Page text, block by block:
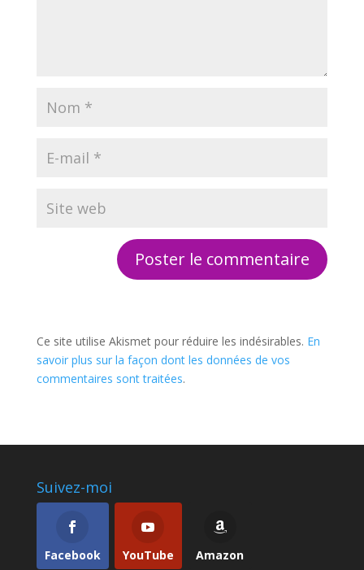
Ce site utilise Akismet pour réduire les indésirables. En
savoir plus sur la façon dont les données de vos
commentaires sont traitées.
Suivez-moi
Facebook YouTube Amazon